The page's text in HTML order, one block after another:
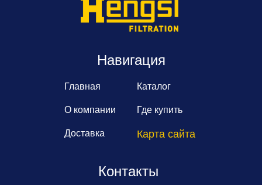
Навигация
Главная
О компании
Каталог
Где купить
Карта сайта
Доставка
Контакты